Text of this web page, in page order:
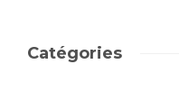
Catégories